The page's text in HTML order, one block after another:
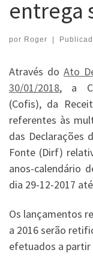
entrega
por Roger |
Através do Ato
30/01/2018, a
(Cofis), da
referentes às
das Declarações
Fonte (Dirf)
anos-calendário
dia 29-12-2017
Os lançamentos
a 2016 serão
efetuados a